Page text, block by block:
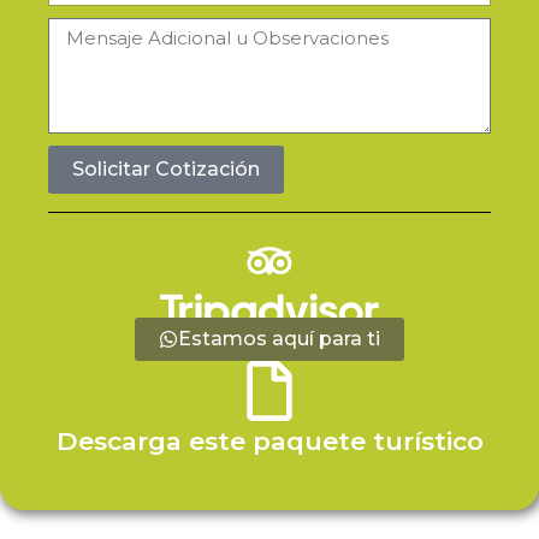
Salida
Mensaje
Adicional
Solicitar Cotización
Estamos aquí para ti
Descarga este paquete turístico